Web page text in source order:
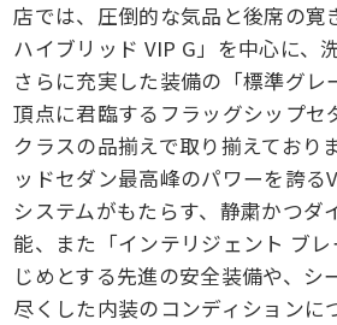
店では、圧倒的な気品と後席の寛
ハイブリッド VIP G」を中心に、
さらに充実した装備の「標準グレ
頂点に君臨するフラッグシップセ
クラスの品揃えで取り揃えており
ッドセダン最高峰のパワーを誇る
システムがもたらす、静粛かつダ
能、また「インテリジェント ブ
じめとする先進の安全装備や、シ
尽くした内装のコンディションに